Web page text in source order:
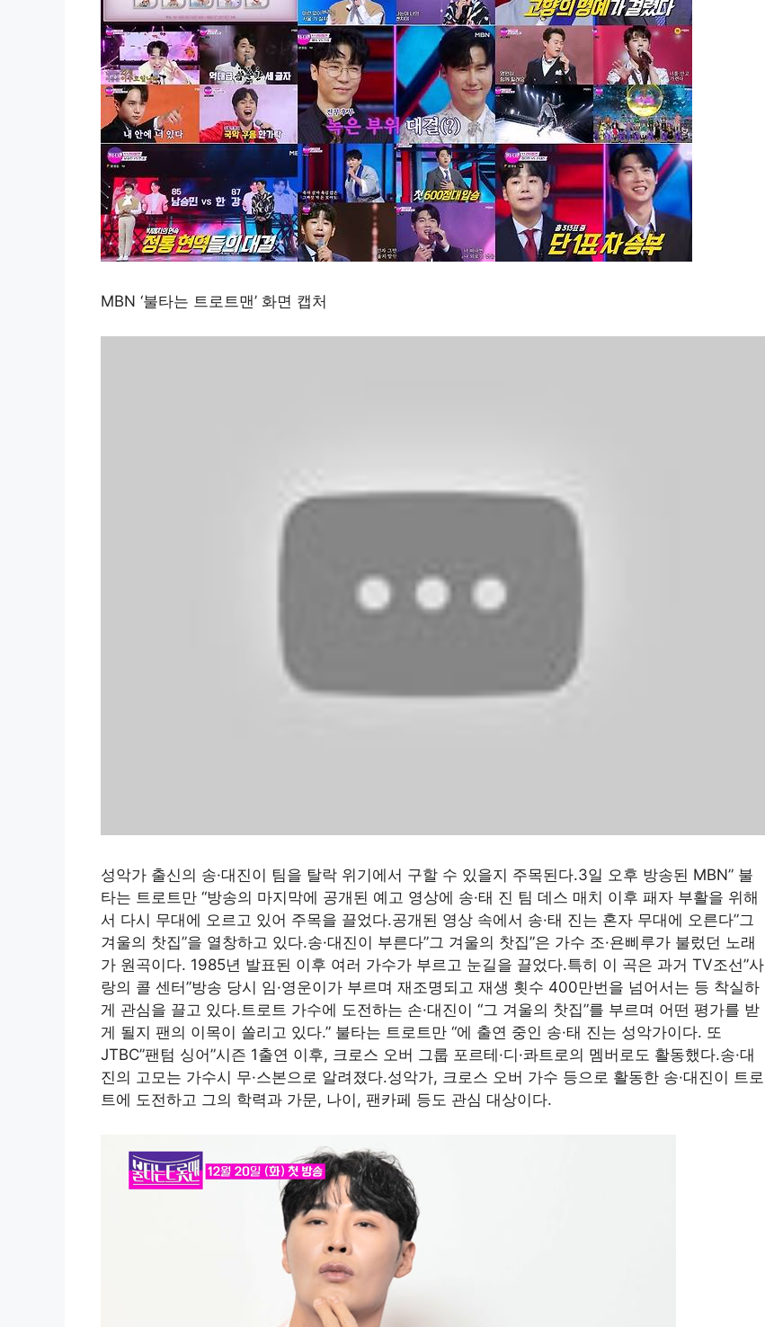
MBN ‘불타는 트로트맨’ 화면 캡처
성악가 출신의 송·대진이 팀을 탈락 위기에서 구할 수 있을지 주목된다.3일 오후 방송된 MBN” 불
타는 트로트만 “방송의 마지막에 공개된 예고 영상에 송·태 진 팀 데스 매치 이후 패자 부활을 위해
서 다시 무대에 오르고 있어 주목을 끌었다.공개된 영상 속에서 송·태 진는 혼자 무대에 오른다”그
겨울의 찻집”을 열창하고 있다.송·대진이 부른다”그 겨울의 찻집”은 가수 조·욘삐루가 불렀던 노래
가 원곡이다. 1985년 발표된 이후 여러 가수가 부르고 눈길을 끌었다.특히 이 곡은 과거 TV조선”사
랑의 콜 센터”방송 당시 임·영운이가 부르며 재조명되고 재생 횟수 400만번을 넘어서는 등 착실하
게 관심을 끌고 있다.트로트 가수에 도전하는 손·대진이 “그 겨울의 찻집”를 부르며 어떤 평가를 받
게 될지 팬의 이목이 쏠리고 있다.” 불타는 트로트만 “에 출연 중인 송·태 진는 성악가이다. 또
JTBC”팬텀 싱어”시즌 1출연 이후, 크로스 오버 그룹 포르테·디·콰트로의 멤버로도 활동했다.송·대
진의 고모는 가수시 무·스본으로 알려졌다.성악가, 크로스 오버 가수 등으로 활동한 송·대진이 트로
트에 도전하고 그의 학력과 가문, 나이, 팬카페 등도 관심 대상이다.